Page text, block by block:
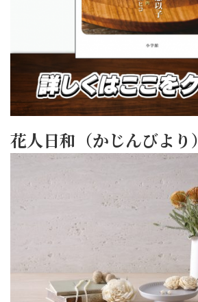
花人日和（かじんびより）